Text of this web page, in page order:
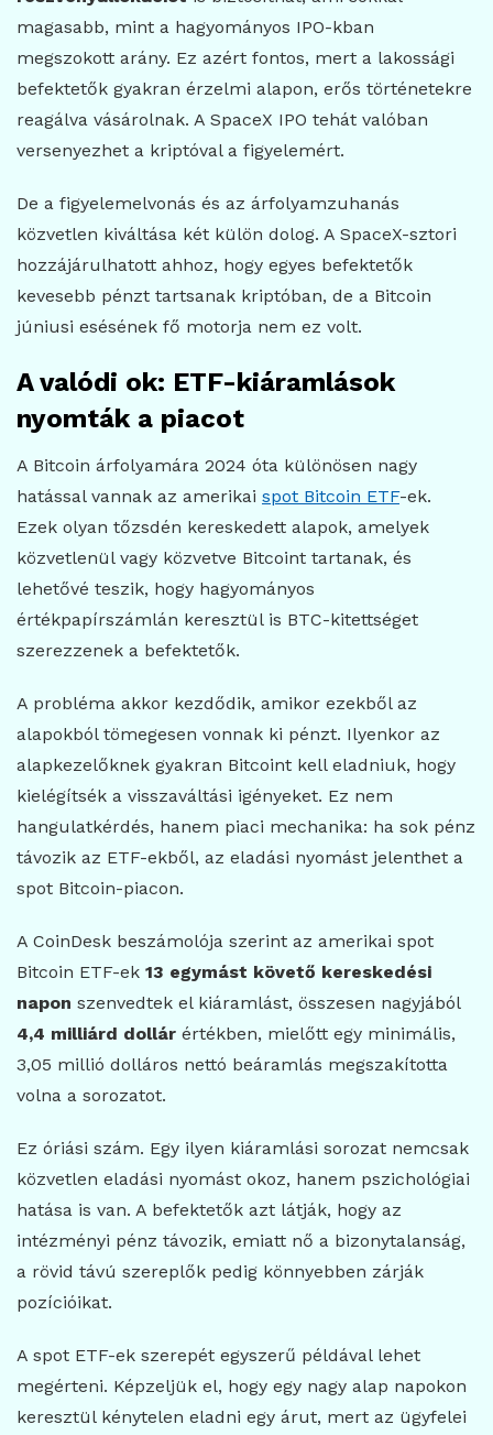
magasabb, mint a hagyományos IPO-kban
megszokott arány. Ez azért fontos, mert a lakossági
befektetők gyakran érzelmi alapon, erős történetekre
reagálva vásárolnak. A SpaceX IPO tehát valóban
versenyezhet a kriptóval a figyelemért.
De a figyelemelvonás és az árfolyamzuhanás
közvetlen kiváltása két külön dolog. A SpaceX-sztori
hozzájárulhatott ahhoz, hogy egyes befektetők
kevesebb pénzt tartsanak kriptóban, de a Bitcoin
júniusi esésének fő motorja nem ez volt.
A valódi ok: ETF-kiáramlások
nyomták a piacot
A Bitcoin árfolyamára 2024 óta különösen nagy
hatással vannak az amerikai spot Bitcoin ETF-ek.
Ezek olyan tőzsdén kereskedett alapok, amelyek
közvetlenül vagy közvetve Bitcoint tartanak, és
lehetővé teszik, hogy hagyományos
értékpapírszámlán keresztül is BTC-kitettséget
szerezzenek a befektetők.
A probléma akkor kezdődik, amikor ezekből az
alapokból tömegesen vonnak ki pénzt. Ilyenkor az
alapkezelőknek gyakran Bitcoint kell eladniuk, hogy
kielégítsék a visszaváltási igényeket. Ez nem
hangulatkérdés, hanem piaci mechanika: ha sok pénz
távozik az ETF-ekből, az eladási nyomást jelenthet a
spot Bitcoin-piacon.
A CoinDesk beszámolója szerint az amerikai spot
Bitcoin ETF-ek 13 egymást követő kereskedési
napon szenvedtek el kiáramlást, összesen nagyjából
4,4 milliárd dollár értékben, mielőtt egy minimális,
3,05 millió dolláros nettó beáramlás megszakította
volna a sorozatot.
Ez óriási szám. Egy ilyen kiáramlási sorozat nemcsak
közvetlen eladási nyomást okoz, hanem pszichológiai
hatása is van. A befektetők azt látják, hogy az
intézményi pénz távozik, emiatt nő a bizonytalanság,
a rövid távú szereplők pedig könnyebben zárják
pozícióikat.
A spot ETF-ek szerepét egyszerű példával lehet
megérteni. Képzeljük el, hogy egy nagy alap napokon
keresztül kénytelen eladni egy árut, mert az ügyfelei